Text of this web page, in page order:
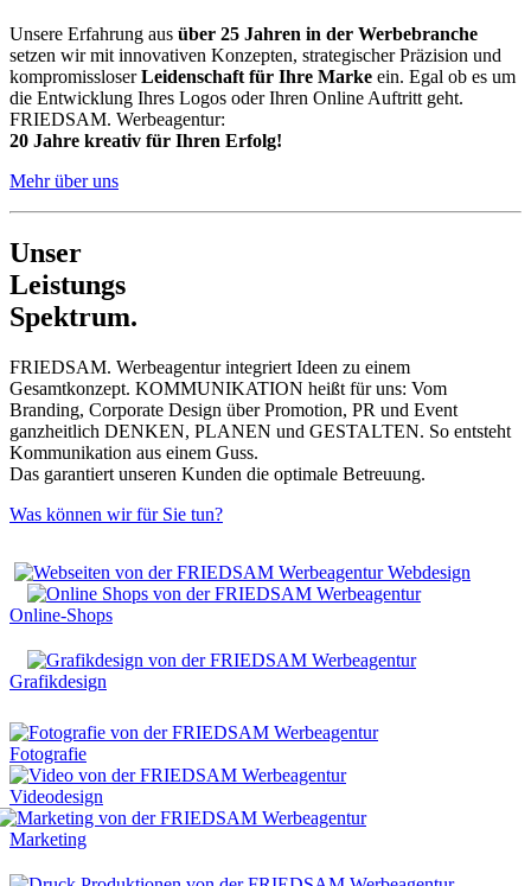
Unsere Erfahrung aus über 25 Jahren in der Werbebranche
setzen wir mit innovativen Konzepten, strategischer Präzision und
kompromissloserLeidenschaft für Ihre Marke ein. Egal ob es um
die Entwicklung Ihres Logos oder Ihren Online Auftritt geht.
FRIEDSAM. Werbeagentur:
20 Jahre kreativ für Ihren Erfolg!
Mehr über uns
Unser
Leistungs
Spektrum.
FRIEDSAM. Werbeagentur integriert Ideen zu einem
Gesamtkonzept. KOMMUNIKATION heißt für uns: Vom
Branding, Corporate Design über Promotion, PR und Event
ganzheitlich DENKEN, PLANEN und GESTALTEN. So entsteht
Kommunikation aus einem Guss.
Das garantiert unseren Kunden die optimale Betreuung.
Was können wir für Sie tun?
Webdesign
Online-Shops
Grafikdesign
Fotografie
Videodesign
Marketing